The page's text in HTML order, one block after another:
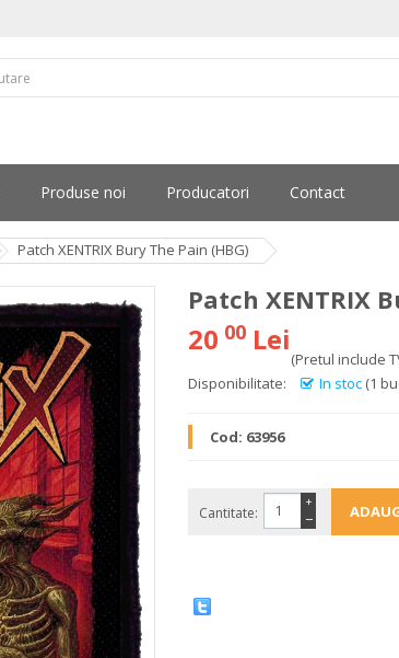
Produse noi Producatori Contact
Patch XENTRIX Bury The Pain (HBG)
Patch XENTRIX
20 00 Lei
(Pretul include
Disponibilitate:
In stoc (1
Cod: 63956
Cantitate: −
+